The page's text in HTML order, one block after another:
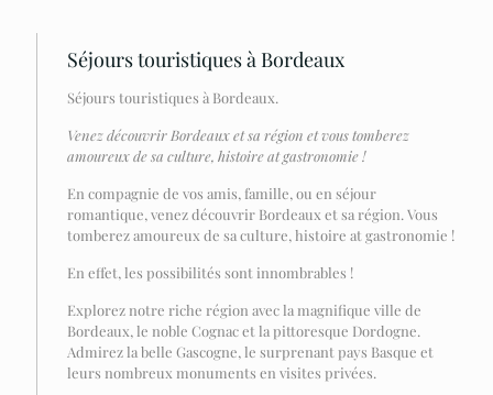
Séjours touristiques à Bordeaux
Séjours touristiques à Bordeaux.
Venez découvrir Bordeaux et sa région et vous tomberez
amoureux de sa culture, histoire at gastronomie !
En compagnie de vos amis, famille, ou en séjour
romantique, venez découvrir Bordeaux et sa région. Vous
tomberez amoureux de sa culture, histoire at gastronomie !
En effet, les possibilités sont innombrables !
Explorez notre riche région avec la magnifique ville de
Bordeaux, le noble Cognac et la pittoresque Dordogne.
Admirez la belle Gascogne, le surprenant pays Basque et
leurs nombreux monuments en visites privées.